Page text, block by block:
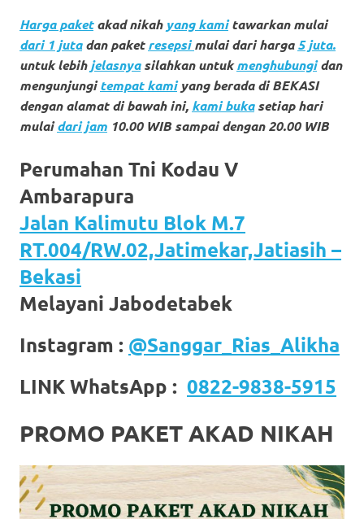
fake
watches.
Get
the
https://www.stockswatches.com
anchor
https://
check
this
link
here
now
https://www.domainwatches.com
visit
Harga paketakad nikah yang kamitawarkan mulai
dari 1 jutadan paketresepsimulai dari harga5 juta.
untuk lebihjelasnyasilahkan untukmenghubungidan
mengunjungitempat kamiyang berada di BEKASI
dengan alamat di bawah ini, kami bukasetiap hari
mulaidari jam 10.00 WIB sampai dengan 20.00 WIB
Perumahan Tni Kodau V
Ambarapura
Jalan Kalimutu Blok M.7
RT.004/RW.02,Jatimekar,Jatiasih –
Bekasi
Melayani Jabodetabek
Instagram : @Sanggar_Rias_Alikha
LINK WhatsApp : 0822-9838-5915
PROMO PAKET AKAD NIKAH